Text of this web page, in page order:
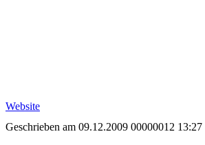
Website
Geschrieben am 09.12.2009 00000012 13:27